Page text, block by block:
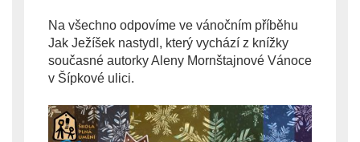
Na všechno odpovíme ve vánočním příběhu
Jak Ježíšek nastydl, který vychází z knížky
současné autorky Aleny Mornštajnové Vánoce
v Šípkové ulici.